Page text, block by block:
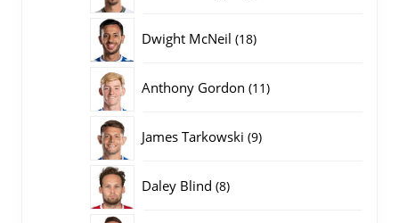
Dwight McNeil 1818
Anthony Gordon 1111
James Tarkowski 99
Daley Blind 88